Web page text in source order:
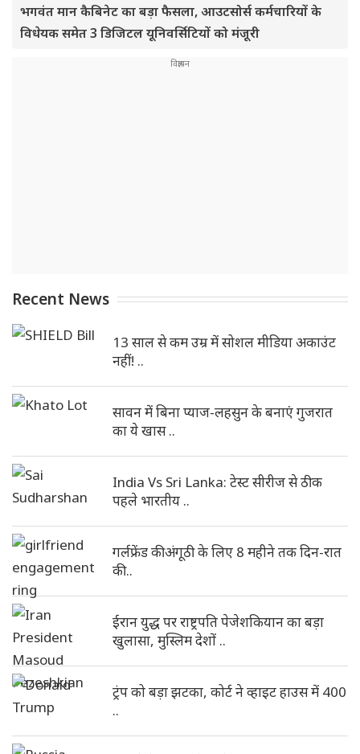
भगवंत मान कैबिनेट का बड़ा फैसला, आउटसोर्स कर्मचारियों के
विधेयक समेत 3 डिजिटल यूनिवर्सिटियों को मंजूरी
Recent News
13 साल से कम उम्र में सोशल मीडिया अकाउंट
नहीं! ..
सावन में बिना प्याज-लहसुन के बनाएं गुजरात
का ये खास ..
India Vs Sri Lanka: टेस्ट सीरीज से ठीक
पहले भारतीय ..
गर्लफ्रेंड की अंगूठी के लिए 8 महीने तक दिन-रात
की ..
ईरान युद्ध पर राष्ट्रपति पेजेशकियान का बड़ा
खुलासा, मुस्लिम देशों ..
ट्रंप को बड़ा झटका, कोर्ट ने व्हाइट हाउस में 400
..